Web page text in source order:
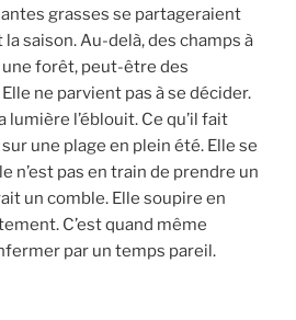
grasses se partageraient
la saison. Au-delà, des champs à
forêt, peut-être des
ne parvient pas à se décider.
lumière l’éblouit. Ce qu’il fait
une plage en plein été. Elle se
n’est pas en train de prendre un
un comble. Elle soupire en
C’est quand même
par un temps pareil.